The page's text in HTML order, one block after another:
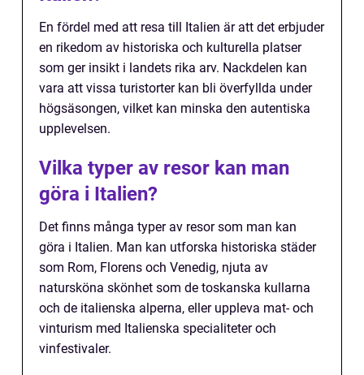
En fördel med att resa till Italien är att det erbjuder
en rikedom av historiska och kulturella platser
som ger insikt i landets rika arv. Nackdelen kan
vara att vissa turistorter kan bli överfyllda under
högsäsongen, vilket kan minska den autentiska
upplevelsen.
Vilka typer av resor kan man
göra i Italien?
Det finns många typer av resor som man kan
göra i Italien. Man kan utforska historiska städer
som Rom, Florens och Venedig, njuta av
natursköna skönhet som de toskanska kullarna
och de italienska alperna, eller uppleva mat- och
vinturism med Italienska specialiteter och
vinfestivaler.